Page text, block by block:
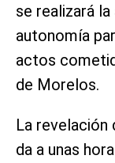
se realizará
autonomía
actos
de Morelos.
La revelación
da a unas